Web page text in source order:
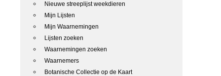
Nieuwe streeplijst weekdieren
Mijn Lijsten
Mijn Waarnemingen
Lijsten zoeken
Waarnemingen zoeken
Waarnemers
Botanische Collectie op de Kaart